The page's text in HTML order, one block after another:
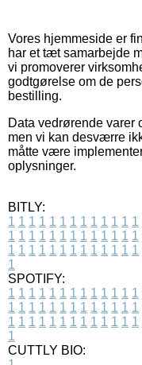
Vores hjemmeside er
har et tæt samarbejde
vi promoverer
godtgørelse om de
bestilling.
Data vedrørende varer
men vi kan desværre
måtte være
oplysninger.
BITLY:
1 1 1 1 1 1 1 1 1 1 1 1 1
1 1 1 1 1 1 1 1 1 1 1 1 1
1 1 1 1 1 1 1 1 1 1 1 1 1
1
SPOTIFY:
1 1 1 1 1 1 1 1 1 1 1 1 1
1 1 1 1 1 1 1 1 1 1 1 1 1
1 1 1 1 1 1 1 1 1 1 1 1 1
1
CUTTLY BIO: